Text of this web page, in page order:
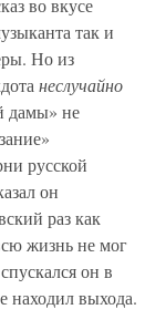
во вкусе
так и
Но из
неслучайно
дамы» не
русской
он
раз как
жизнь не мог
он в
находил выхода.